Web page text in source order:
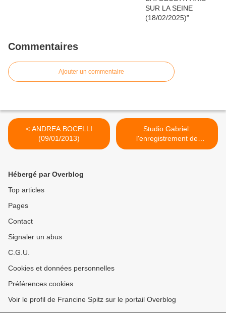
Commentaires
Ajouter un commentaire
< ANDREA BOCELLI
(09/01/2013)
Studio Gabriel:
l'enregistrement de
Vivement Dimanche,
Hébergé par Overblog
Top articles
Pages
Contact
Signaler un abus
C.G.U.
Cookies et données personnelles
Préférences cookies
Voir le profil de Francine Spitz sur le portail Overblog